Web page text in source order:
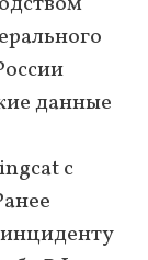
данные
с